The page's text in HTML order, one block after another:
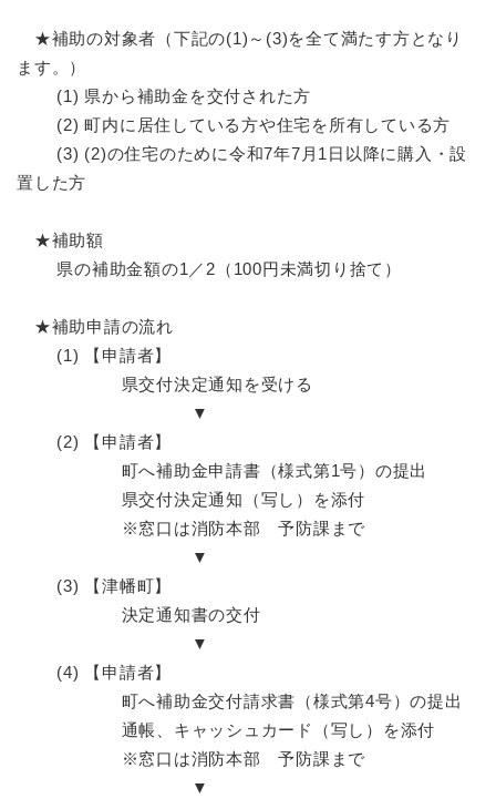
★補助の対象者（下記の(1)～(3)を全て満たす方となり
ます。）
(1) 県から補助金を交付された方
(2) 町内に居住している方や住宅を所有している方
(3) (2)の住宅のために令和7年7月1日以降に購入・設
置した方
★補助額
県の補助金額の1／2（100円未満切り捨て）
★補助申請の流れ
(1) 【申請者】
県交付決定通知を受ける
▼
(2) 【申請者】
町へ補助金申請書（様式第1号）の提出
県交付決定通知（写し）を添付
※窓口は消防本部 予防課まで
▼
(3) 【津幡町】
決定通知書の交付
▼
(4) 【申請者】
町へ補助金交付請求書（様式第4号）の提出
通帳、キャッシュカード（写し）を添付
※窓口は消防本部 予防課まで
▼